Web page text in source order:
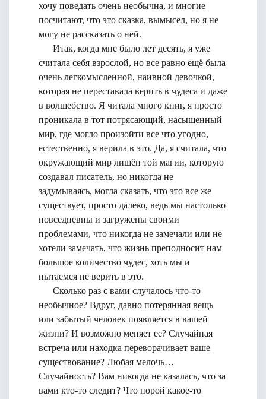
хочу поведать очень необычна, и многие
посчитают, что это сказка, вымысел, но я не
могу не рассказать о ней.
Итак, когда мне было лет десять, я уже
считала себя взрослой, но все равно ещё была
очень легкомысленной, наивной девочкой,
которая не переставала верить в чудеса и даже
в волшебство. Я читала много книг, я просто
проникала в тот потрясающий, насыщенный
мир, где могло произойти все что угодно,
естественно, я верила в это. Да, я считала, что
окружающий мир лишён той магии, которую
создавал писатель, но никогда не
задумываясь, могла сказать, что это все же
существует, просто далеко, ведь мы настолько
повседневны и загружены своими
проблемами, что никогда не замечали или не
хотели замечать, что жизнь преподносит нам
большое количество чудес, хоть мы и
пытаемся не верить в это.
Сколько раз с вами случалось что-то
необычное? Вдруг, давно потерянная вещь
или забытый человек появляется в вашей
жизни? И возможно меняет ее? Случайная
встреча или находка переворачивает ваше
существование? Любая мелочь…
Случайность? Вам никогда не казалась, что за
вами кто-то следит? Что порой какое-то